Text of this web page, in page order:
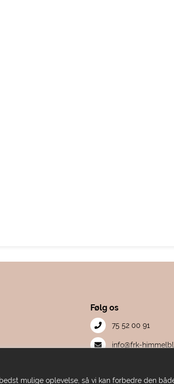
mulige oplevelse, så vi kan forbedre den
Følg os
75 52 00 91
info@frk-